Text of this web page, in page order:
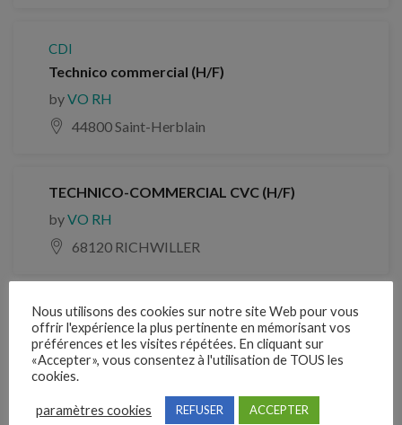
CDI
Technico commercial (H/F)
byVO RH
44800 Saint-Herblain
TECHNICO-COMMERCIAL CVC (H/F)
byVO RH
68120 RICHWILLER
CDI
Technico-commercial Alarme Sécurite (H/F)
byVO RH
17139 DOMPIERRE SUR MER
Nous utilisons des cookies sur notre site Web pour vous
offrir l'expérience la plus pertinente en mémorisant vos
préférences et les visites répétées. En cliquant sur
«Accepter», vous consentez à l'utilisation de TOUS les
cookies.
paramètres cookies REFUSER ACCEPTER